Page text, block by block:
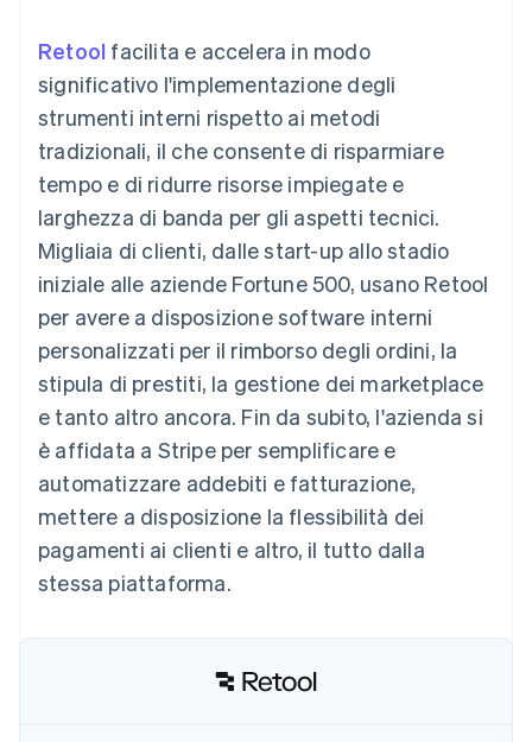
pagamento
oltre 125
Terminal
persona
Authorization
Boost
Accettazione
ottimizzata
Link
Pagamento
accelerato
Connections
Conti finanziari
collegati
Stripe Sigma
personalizzati
Data Pipeline
dei dati
Product roadmap
Scopri cosa ti aspetta
Radar
Atlas
SaaS
Per settore
Aziende di IA
Creator economy
Gaming
tempo libero
Assicurazione
Media e
intrattenimento
Organizzazioni non
profit
Servizi professionali
Pubblica
amministrazione
Commercio al dettaglio
Ecosistema
Partner
Offrire addebiti in base
all'utilizzo
Emettere carte
garantite da stablecoin
Esegui il provisioning e
gestisci i servizi con gli
agenti
Risorse
Integrazioni app
Esempi di codice
Blog per sviluppatori
Stato dell'API
Conferenza annuale
Sessions
Lavora con noi
Sala stampa
Stripe Press
Recapiti
Contattaci
Diventa nostro partner
Retool facilita e accelera in modo
significativo l'implementazione degli
strumenti interni rispetto ai metodi
tradizionali, il che consente di risparmiare
tempo e di ridurre risorse impiegate e
larghezza di banda per gli aspetti tecnici.
Migliaia di clienti, dalle start-up allo stadio
iniziale alle aziende Fortune 500, usano Retool
per avere a disposizione software interni
personalizzati per il rimborso degli ordini, la
stipula di prestiti, la gestione dei marketplace
e tanto altro ancora. Fin da subito, l'azienda si
è affidata a Stripe per semplificare e
automatizzare addebiti e fatturazione,
mettere a disposizione la flessibilità dei
pagamenti ai clienti e altro, il tutto dalla
stessa piattaforma.